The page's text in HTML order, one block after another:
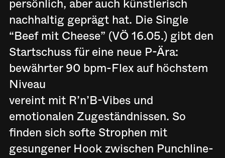
persönlich, aber auch künstlerisch
nachhaltig geprägt hat. Die Single
“Beef mit Cheese” (VÖ 16.05.) gibt den
Startschuss für eine neue P-Ära:
bewährter 90 bpm-Flex auf höchstem
Niveau
vereint mit R’n’B-Vibes und
emotionalen Zugeständnissen. So
finden sich softe Strophen mit
gesungener Hook zwischen Punchline-